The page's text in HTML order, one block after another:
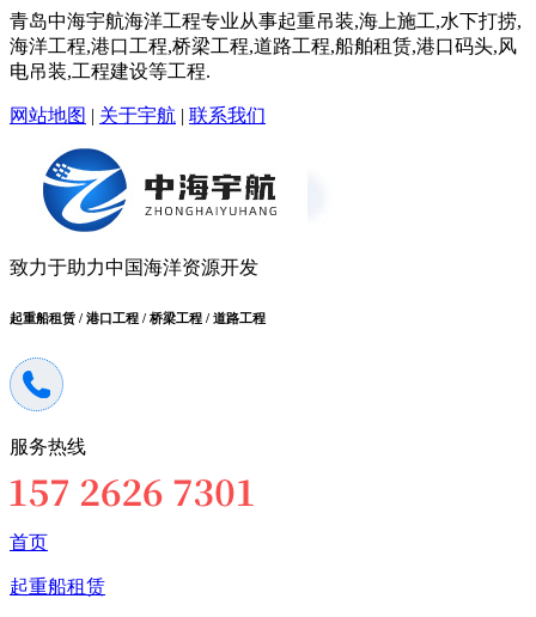
青岛中海宇航海洋工程专业从事起重吊装,海上施工,水下打捞,
海洋工程,港口工程,桥梁工程,道路工程,船舶租赁,港口码头,风
电吊装,工程建设等工程.
网站地图 | 关于宇航 | 联系我们
致力于助力中国海洋资源开发
起重船租赁 / 港口工程 / 桥梁工程 / 道路工程
服务热线
首页
起重船租赁